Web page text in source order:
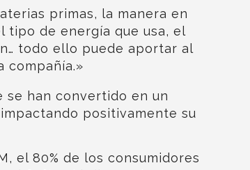
primas, la manera en
tipo de energía que usa, el
todo ello puede aportar al
compañía.»
se han convertido en un
positivamente su
, el 80% de los consumidores